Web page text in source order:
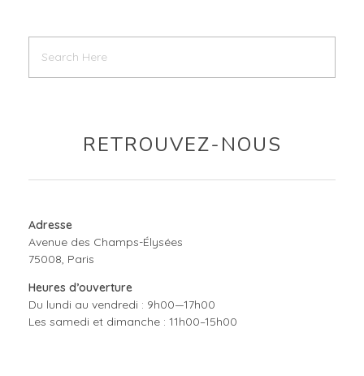
RETROUVEZ-NOUS
Adresse
Avenue des Champs-Élysées
75008, Paris
Heures d’ouverture
Du lundi au vendredi : 9h00—17h00
Les samedi et dimanche : 11h00–15h00